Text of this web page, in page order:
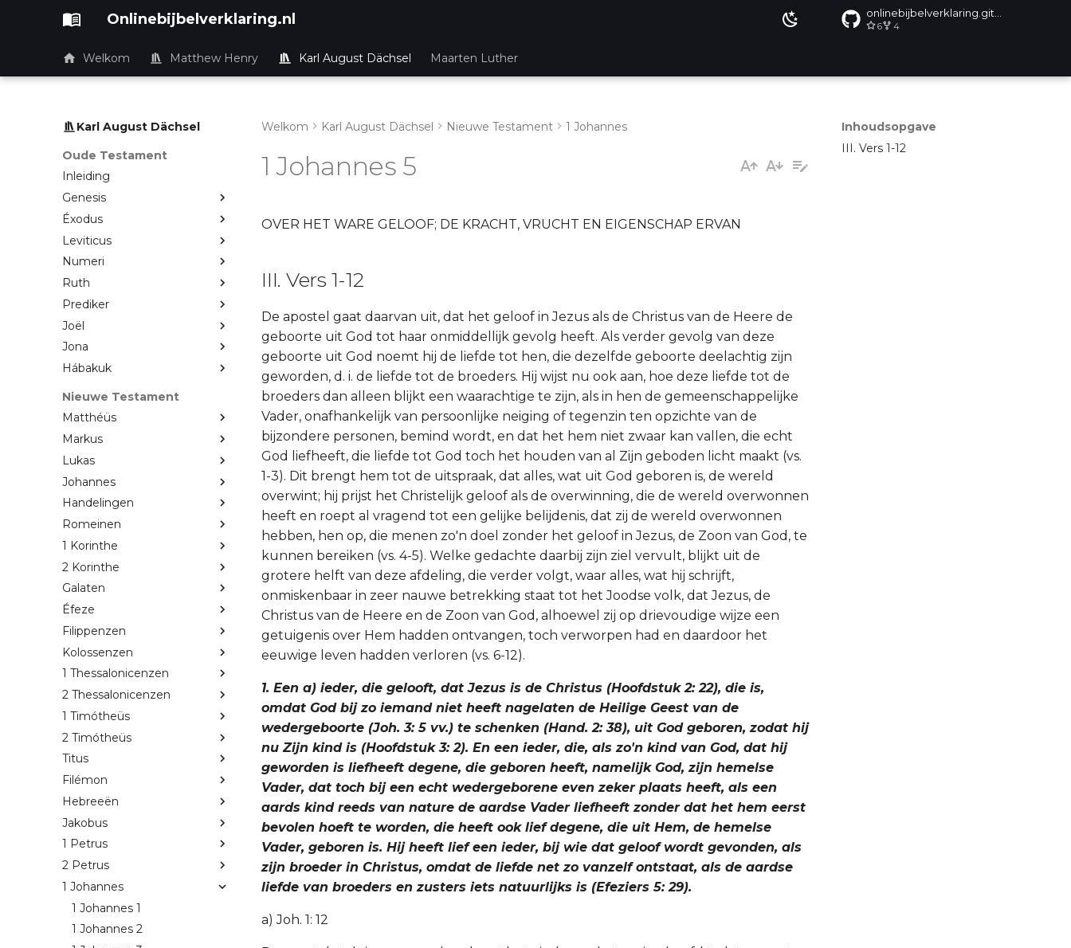
Onlinebijbelverklaring.nl 6 4
Welkom Matthew Henry Karl August Dächsel Maarten Luther
Karl August Dächsel
Oude Testament
Inleiding
Genesis
Éxodus
Leviticus
Numeri
Ruth
Prediker
Joël
Jona
Hábakuk
Nieuwe Testament
Matthéüs
Markus
Lukas
Johannes
Handelingen
Romeinen
1 Korinthe
2 Korinthe
Galaten
Éfeze
Filippenzen
Kolossenzen
1 Thessalonicenzen
2 Thessalonicenzen
1 Timótheüs
2 Timótheüs
Titus
Filémon
Hebreeën
Jakobus
1 Petrus
2 Petrus
1 Johannes
1 Johannes 1
1 Johannes 2
Inhoudsopgave
III. Vers 1-12
Welkom Karl August Dächsel Nieuwe Testament 1 Johannes
1 Johannes 5
OVER HET WARE GELOOF; DE KRACHT, VRUCHT EN EIGENSCHAP ERVAN
III. Vers 1-12
De apostel gaat daarvan uit, dat het geloof in Jezus als de Christus van de Heere de
geboorte uit God tot haar onmiddellijk gevolg heeft. Als verder gevolg van deze
geboorte uit God noemt hij de liefde tot hen, die dezelfde geboorte deelachtig zijn
geworden, d. i. de liefde tot de broeders. Hij wijst nu ook aan, hoe deze liefde tot de
broeders dan alleen blijkt een waarachtige te zijn, als in hen de gemeenschappelijke
Vader, onafhankelijk van persoonlijke neiging of tegenzin ten opzichte van de
bijzondere personen, bemind wordt, en dat het hem niet zwaar kan vallen, die echt
God liefheeft, die liefde tot God toch het houden van al Zijn geboden licht maakt (vs.
1-3). Dit brengt hem tot de uitspraak, dat alles, wat uit God geboren is, de wereld
overwint; hij prijst het Christelijk geloof als de overwinning, die de wereld overwonnen
heeft en roept al vragend tot een gelijke belijdenis, dat zij de wereld overwonnen
hebben, hen op, die menen zo'n doel zonder het geloof in Jezus, de Zoon van God, te
kunnen bereiken (vs. 4-5). Welke gedachte daarbij zijn ziel vervult, blijkt uit de
grotere helft van deze afdeling, die verder volgt, waar alles, wat hij schrijft,
onmiskenbaar in zeer nauwe betrekking staat tot het Joodse volk, dat Jezus, de
Christus van de Heere en de Zoon van God, alhoewel zij op drievoudige wijze een
getuigenis over Hem hadden ontvangen, toch verworpen had en daardoor het
eeuwige leven hadden verloren (vs. 6-12).
1. Een a) ieder, die gelooft, dat Jezus is de Christus (Hoofdstuk 2: 22), die is,
omdat God bij zo iemand niet heeft nagelaten de Heilige Geest van de
wedergeboorte (Joh. 3: 5 vv.) te schenken (Hand. 2: 38), uit God geboren, zodat hij
nu Zijn kind is (Hoofdstuk 3: 2). En een ieder, die, als zo'n kind van God, dat hij
geworden is liefheeft degene, die geboren heeft, namelijk God, zijn hemelse
Vader, dat toch bij een echt wedergeborene even zeker plaats heeft, als een
aards kind reeds van nature de aardse Vader liefheeft zonder dat het hem eerst
bevolen hoeft te worden, die heeft ook lief degene, die uit Hem, de hemelse
Vader, geboren is. Hij heeft lief een ieder, bij wie dat geloof wordt gevonden, als
zijn broeder in Christus, omdat de liefde net zo vanzelf ontstaat, als de aardse
liefde van broeders en zusters iets natuurlijks is (Efeziers 5: 29).
a) Joh. 1: 12